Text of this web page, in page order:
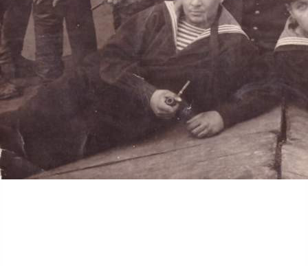
Г. П. Попов, бывший офицер Белой армии
Личный состав гидрографического судна «Неупокоев»